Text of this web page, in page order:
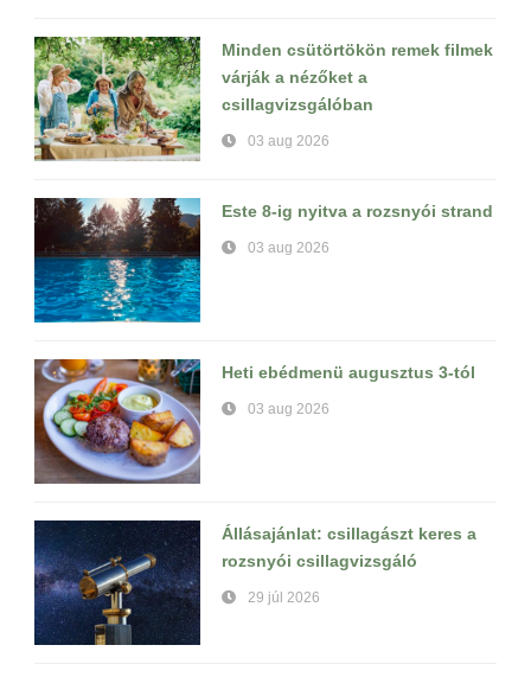
Minden csütörtökön remek filmek
várják a nézőket a
csillagvizsgálóban
03 aug 2026
Este 8-ig nyitva a rozsnyói strand
03 aug 2026
Heti ebédmenü augusztus 3-tól
03 aug 2026
Állásajánlat: csillagászt keres a
rozsnyói csillagvizsgáló
29 júl 2026